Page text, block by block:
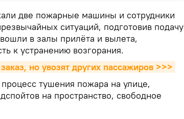
две пожарные машины и сотрудники
ситуаций, подготовив подачу
в залы прилёта и вылета,
к устранению возгорания.
но увозят других пассажиров >>>
тушения пожара на улице,
на пространство, свободное